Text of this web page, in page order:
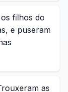
filhos do
e puseram
as